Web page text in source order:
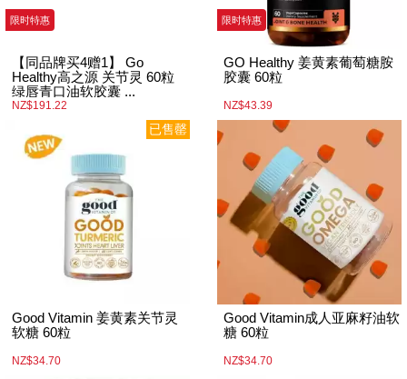
限时特惠
【同品牌买4赠1】 Go
Healthy高之源 关节灵 60粒
绿唇青口油软胶囊 ...
NZ$191.22
限时特惠
GO Healthy 姜黄素葡萄糖胺
胶囊 60粒
NZ$43.39
已售罄
Good Vitamin 姜黄素关节灵
软糖 60粒
NZ$34.70
Good Vitamin成人亚麻籽油软
糖 60粒
NZ$34.70